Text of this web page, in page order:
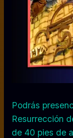
Podrás
Resurrección
de 40 pies de